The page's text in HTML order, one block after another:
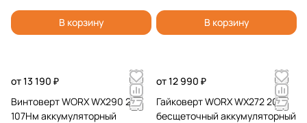
В корзину В корзину
от 13 190 ₽
Винтоверт WORX WX290 20V
107Нм аккумуляторный
от 12 990 ₽
Гайковерт WORX WX272 20V
бесщеточный аккумуляторный